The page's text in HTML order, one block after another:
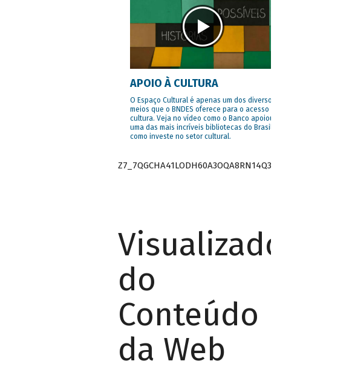
APOIO À CULTURA
O Espaço Cultural é apenas um dos diversos
meios que o BNDES oferece para o acesso à
cultura. Veja no vídeo como o Banco apoiou
uma das mais incríveis bibliotecas do Brasil e
como investe no setor cultural.
Z7_7QGCHA41LODH60A3OQA8RN14Q3
Visualizador
do
Conteúdo
da Web